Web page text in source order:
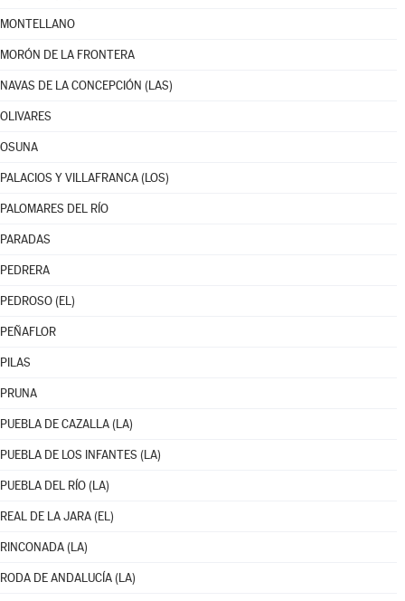
MONTELLANO
MORÓN DE LA FRONTERA
NAVAS DE LA CONCEPCIÓN (LAS)
OLIVARES
OSUNA
PALACIOS Y VILLAFRANCA (LOS)
PALOMARES DEL RÍO
PARADAS
PEDRERA
PEDROSO (EL)
PEÑAFLOR
PILAS
PRUNA
PUEBLA DE CAZALLA (LA)
PUEBLA DE LOS INFANTES (LA)
PUEBLA DEL RÍO (LA)
REAL DE LA JARA (EL)
RINCONADA (LA)
RODA DE ANDALUCÍA (LA)